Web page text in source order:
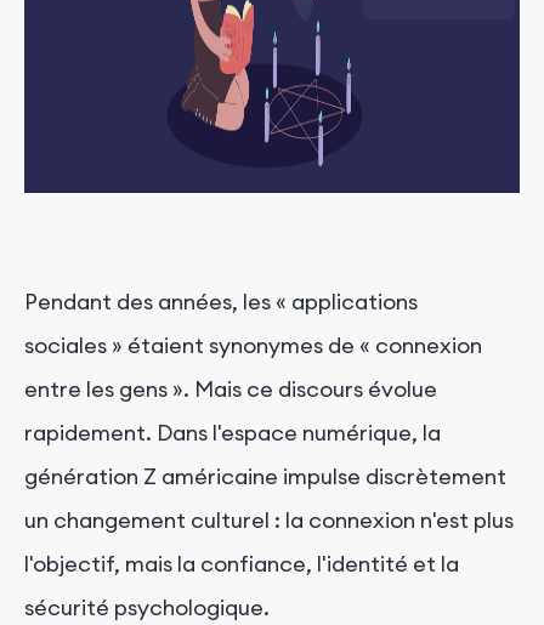
Pendant des années, les « applications
sociales » étaient synonymes de « connexion
entre les gens ». Mais ce discours évolue
rapidement. Dans l'espace numérique, la
génération Z américaine impulse discrètement
un changement culturel : la connexion n'est plus
l'objectif, mais la confiance, l'identité et la
sécurité psychologique.